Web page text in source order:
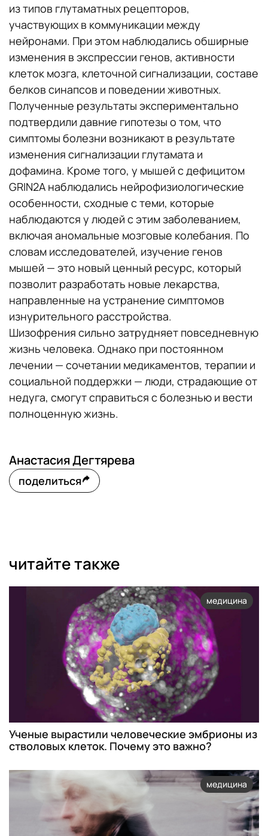
из типов глутаматных рецепторов,
участвующих в коммуникации между
нейронами. При этом наблюдались обширные
изменения в экспрессии генов, активности
клеток мозга, клеточной сигнализации, составе
белков синапсов и поведении животных.
Полученные результаты экспериментально
подтвердили давние гипотезы о том, что
симптомы болезни возникают в результате
изменения сигнализации глутамата и
дофамина. Кроме того, у мышей с дефицитом
GRIN2A наблюдались нейрофизиологические
особенности, сходные с теми, которые
наблюдаются у людей с этим заболеванием,
включая аномальные мозговые колебания. По
словам исследователей, изучение генов
мышей — это новый ценный ресурс, который
позволит разработать новые лекарства,
направленные на устранение симптомов
изнурительного расстройства.
Шизофрения сильно затрудняет повседневную
жизнь человека. Однако при постоянном
лечении — сочетании медикаментов, терапии и
социальной поддержки — люди, страдающие от
недуга, смогут справиться с болезнью и вести
полноценную жизнь.
Анастасия Дегтярева
поделиться
читайте также
медицина
Ученые вырастили человеческие эмбрионы из
стволовых клеток. Почему это важно?
медицина